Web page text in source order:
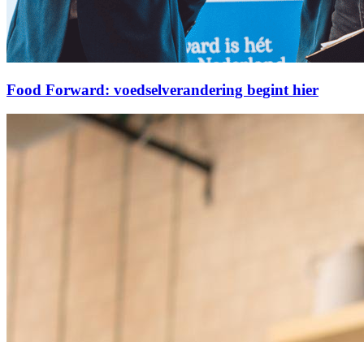
Food Forward: voedselverandering begint hier